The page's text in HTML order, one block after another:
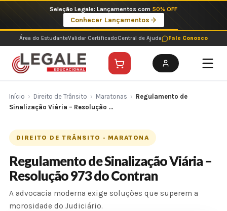
o
conteúdo
Seleção Legale: Lançamentos com 50% OFF
Conhecer Lançamentos
Área do EstudanteValidar CertificadoCentral de Ajuda Fale Conosco
Início › Direito de Trânsito › Maratonas › Regulamento de
Sinalização Viária – Resolução …
DIREITO DE TRÂNSITO · MARATONA
Regulamento de Sinalização Viária –
Resolução 973 do Contran
A advocacia moderna exige soluções que superem a
morosidade do Judiciário.